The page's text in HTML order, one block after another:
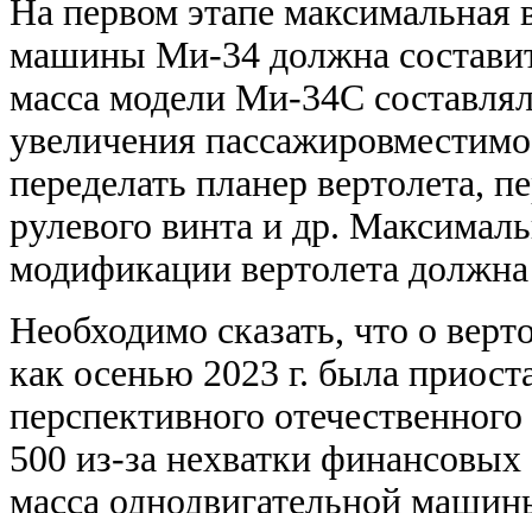
На первом этапе максимальная
машины Ми-34 должна
масса модели Ми-34С
увеличения
переделать планер вертолета,
рулевого винта и др.
модификации вертолета должна
Необходимо сказать, что о
как осенью 2023 г. была
перспективного
500 из-за нехватки
масса однодвигательной